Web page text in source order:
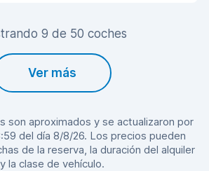
9 de 50 coches
Ver más
son aproximados y se actualizaron por
del día 8/8/26. Los precios pueden
de la reserva, la duración del alquiler
y la clase de vehículo.